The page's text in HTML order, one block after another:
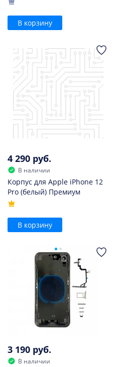
В корзину
4 290 руб.
В наличии
Корпус для Apple iPhone 12
Pro (белый) Премиум
В корзину
3 190 руб.
В наличии